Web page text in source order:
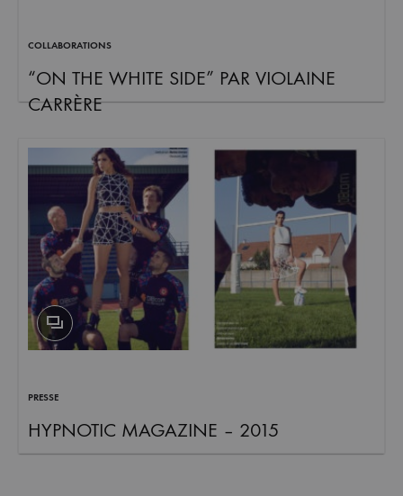
COLLABORATIONS
“ON THE WHITE SIDE” PAR VIOLAINE
CARRÈRE
PRESSE
HYPNOTIC MAGAZINE – 2015